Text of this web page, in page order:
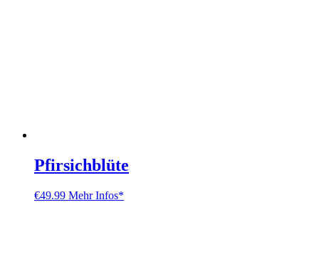
Pfirsichblüte
€49.99 Mehr Infos*